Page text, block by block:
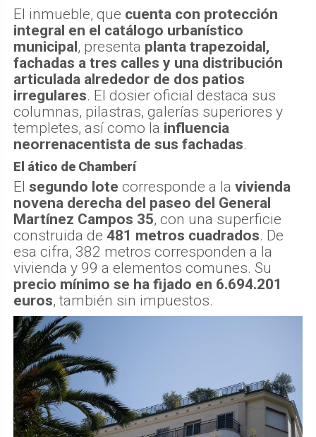
El inmueble, que cuenta con protección
integral en el catálogo urbanístico
municipal, presenta planta trapezoidal,
fachadas a tres calles y una distribución
articulada alrededor de dos patios
irregulares. El dosier oficial destaca sus
columnas, pilastras, galerías superiores y
templetes, así como la influencia
neorrenacentista de sus fachadas.
El ático de Chamberí
El segundo lote corresponde a la vivienda
novena derecha del paseo del General
Martínez Campos 35, con una superficie
construida de 481 metros cuadrados. De
esa cifra, 382 metros corresponden a la
vivienda y 99 a elementos comunes. Su
precio mínimo se ha fijado en 6.694.201
euros, también sin impuestos.